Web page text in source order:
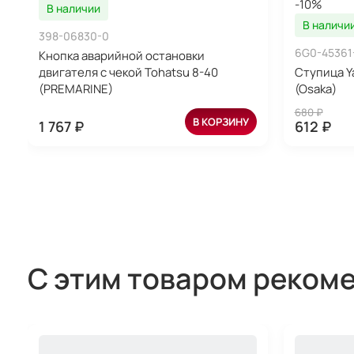
В наличии
398-06830-0
Кнопка аварийной остановки
двигателя с чекой Tohatsu 8-40
(PREMARINE)
1 767 ₽ В КОРЗИНУ
-10%
В
6G0-
Ступица
(Osaka)
680 ₽
612 ₽
С этим товаром